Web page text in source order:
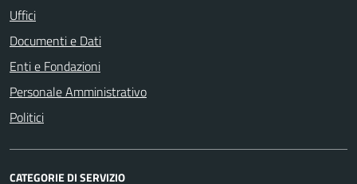
Uffici
Documenti e Dati
Enti e Fondazioni
Personale Amministrativo
Politici
CATEGORIE DI SERVIZIO